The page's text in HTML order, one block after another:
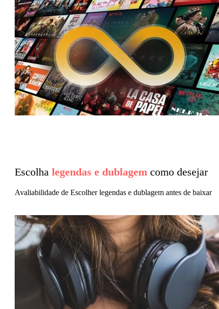
Escolha legendas e dublagem como desejar
Avaliabilidade de Escolher legendas e dublagem antes de baixar